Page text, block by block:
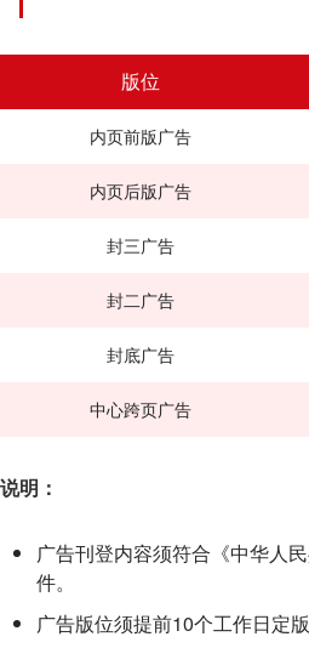
版位
内页前版广告
内页后版广告
封三广告
封二广告
封底广告
中心跨页广告
说明：
广告刊登内容须符合《中华人
件。
广告版位须提前10个工作日定